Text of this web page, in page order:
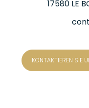
17580 LE
KONTAKTIEREN SIE